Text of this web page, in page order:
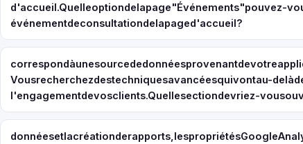
d'accueil.Quelleoptiondelapage"Événements"pouvez-
événementdeconsultationdelapaged'accueil?
Vousrecherchezdestechniquesavancéesquivontau-
l'engagementdevosclients.Quellesectiondevriez-